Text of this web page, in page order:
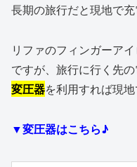
長期の旅行だと現地で充
リファのフィンガーア
ですが、旅行に行く先
変圧器を利用すれば現
▼変圧器はこちら♪